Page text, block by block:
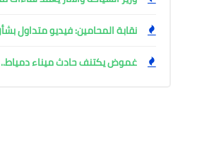
نقابة المحامين: فيديو متداول
غموض يكتنف حادث ميناء